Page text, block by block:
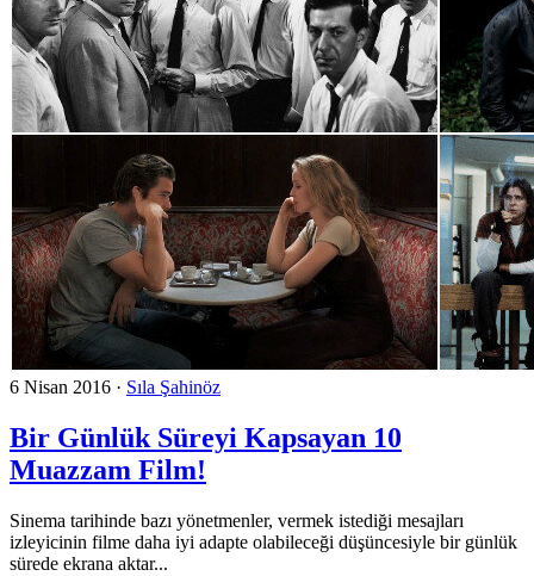
6 Nisan 2016 · Sıla Şahinöz
Bir Günlük Süreyi Kapsayan 10
Muazzam Film!
Sinema tarihinde bazı yönetmenler, vermek istediği mesajları
izleyicinin filme daha iyi adapte olabileceği düşüncesiyle bir günlük
sürede ekrana aktar...